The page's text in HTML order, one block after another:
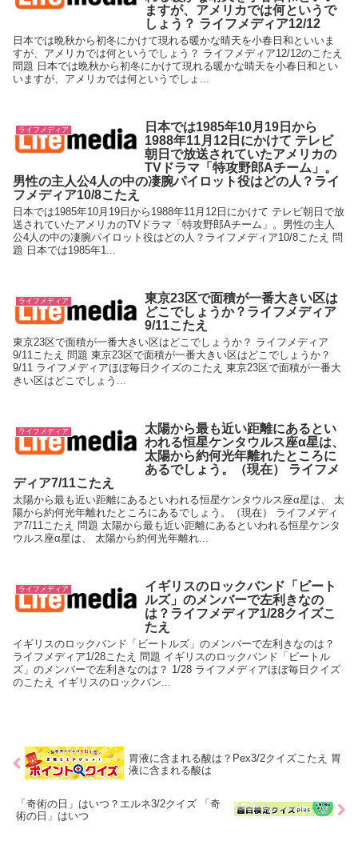
ますが、アメリカでは何というで
しょう？ ライフメディア12/12
日本では晩秋から初冬にかけて現れる暖かな晴天を小春日和といいま
すが、アメリカでは何というでしょう？ ライフメディア12/12のこたえ
問題 日本では晩秋から初冬にかけて現れる暖かな晴天を小春日和とい
いますが、アメリカでは何というでしょ...
ライフメディア
日本では1985年10月19日から
1988年11月12日にかけて テレビ
朝日で放送されていたアメリカの
TVドラマ「特攻野郎Aチーム」。
男性の主人公4人の中の凄腕パイロット役はどの人？ライ
フメディア10/8こたえ
日本では1985年10月19日から1988年11月12日にかけて テレビ朝日で放
送されていたアメリカのTVドラマ「特攻野郎Aチーム」。男性の主人
公4人の中の凄腕パイロット役はどの人？ライフメディア10/8こたえ 問
題 日本では1985年1...
ライフメディア
東京23区で面積が一番大きい区は
どこでしょうか？ライフメディア
9/11こたえ
東京23区で面積が一番大きい区はどこでしょうか？ ライフメディア
9/11こたえ 問題 東京23区で面積が一番大きい区はどこでしょうか？
9/11 ライフメディアほぼ毎日クイズのこたえ 東京23区で面積が一番大
きい区はどこでしょう...
ライフメディア
太陽から最も近い距離にあるとい
われる恒星ケンタウルス座α星は、
太陽から約何光年離れたところに
あるでしょう。（現在） ライフメ
ディア7/11こたえ
太陽から最も近い距離にあるといわれる恒星ケンタウルス座α星は、 太
陽から約何光年離れたところにあるでしょう。（現在） ライフメディ
ア7/11こたえ 問題 太陽から最も近い距離にあるといわれる恒星ケンタ
ウルス座α星は、 太陽から約何光年離れ...
ライフメディア
イギリスのロックバンド「ビート
ルズ」のメンバーで左利きなの
は？ライフメディア1/28クイズこ
たえ
イギリスのロックバンド「ビートルズ」のメンバーで左利きなのは？
ライフメディア1/28こたえ 問題 イギリスのロックバンド「ビートル
ズ」のメンバーで左利きなのは？ 1/28 ライフメディアほぼ毎日クイズ
のこたえ イギリスのロックバン...
胃液に含まれる酸は？Pex3/2クイズこたえ 胃
液に含まれる酸は
「奇術の日」はいつ？エルネ3/2クイズ 「奇
術の日」はいつ